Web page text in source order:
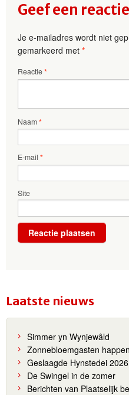
Geef een reactie
Je e-mailadres wordt niet
gemarkeerd met *
Reactie*
Naam*
E-mail *
Site
Laatste nieuws
Simmer yn Wynjewâld
Zonnebloemgasten
Geslaagde Hynstedei 2026
De Swingel in de zomer
Berichten van Plaatselijk